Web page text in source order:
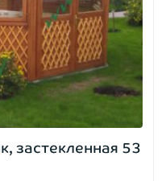
застекленная 53